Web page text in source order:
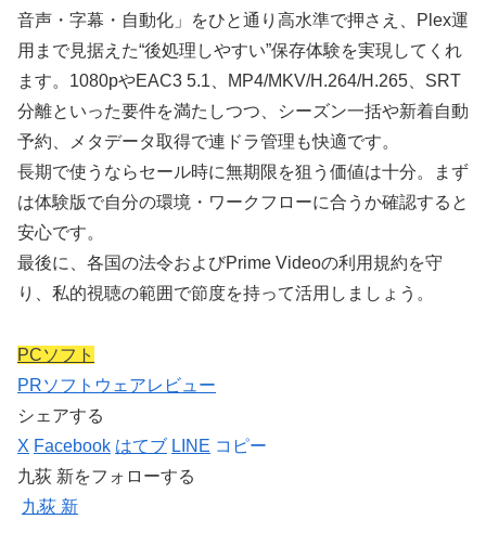
音声・字幕・自動化」をひと通り高水準で押さえ、Plex運
用まで見据えた“後処理しやすい”保存体験を実現してくれ
ます。1080pやEAC3 5.1、MP4/MKV/H.264/H.265、SRT
分離といった要件を満たしつつ、シーズン一括や新着自動
予約、メタデータ取得で連ドラ管理も快適です。
長期で使うならセール時に無期限を狙う価値は十分。まず
は体験版で自分の環境・ワークフローに合うか確認すると
安心です。
最後に、各国の法令およびPrime Videoの利用規約を守
り、私的視聴の範囲で節度を持って活用しましょう。
PCソフト
PRソフトウェアレビュー
シェアする
X Facebook はてブ LINE コピー
九荻 新をフォローする
九荻 新